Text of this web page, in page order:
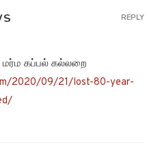
கப்பல் கல்லறை
2020/09/21/lost-80-year-
REPLY